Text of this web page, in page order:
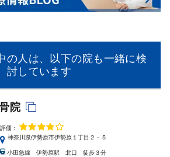
の人は、以下の院も一緒に検
討しています
院
評価：
神奈川県伊勢原市伊勢原１丁目２－５
小田急線 伊勢原駅 北口 徒歩３分